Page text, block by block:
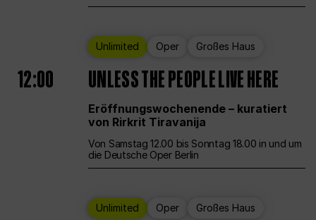
Unlimited Oper Großes Haus
12:00 UNLESS THE PEOPLE LIVE HERE
Eröffnungswochenende – kuratiert
von Rirkrit Tiravanija
Von Samstag 12.00 bis Sonntag 18.00 in und um
die Deutsche Oper Berlin
Unlimited Oper Großes Haus